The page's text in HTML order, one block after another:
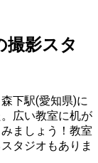
撮影スタ
下駅(愛知県)に
広い教室に机が
ましょう！教室
タジオもありま